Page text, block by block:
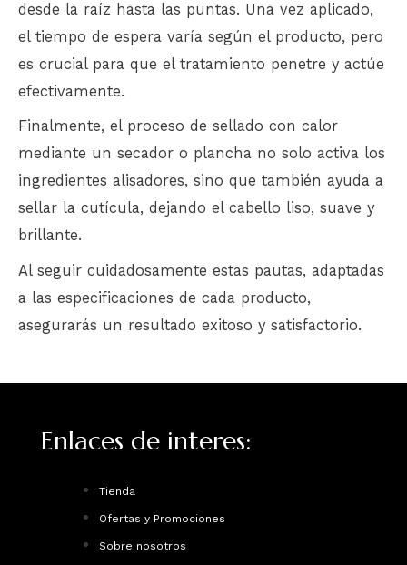
desde la raíz hasta las puntas. Una vez aplicado,
el tiempo de espera varía según el producto, pero
es crucial para que el tratamiento penetre y actúe
efectivamente.
Finalmente, el proceso de sellado con calor
mediante un secador o plancha no solo activa los
ingredientes alisadores, sino que también ayuda a
sellar la cutícula, dejando el cabello liso, suave y
brillante.
Al seguir cuidadosamente estas pautas, adaptadas
a las especificaciones de cada producto,
asegurarás un resultado exitoso y satisfactorio.
Enlaces de interes:
Tienda
Ofertas y Promociones
Sobre nosotros